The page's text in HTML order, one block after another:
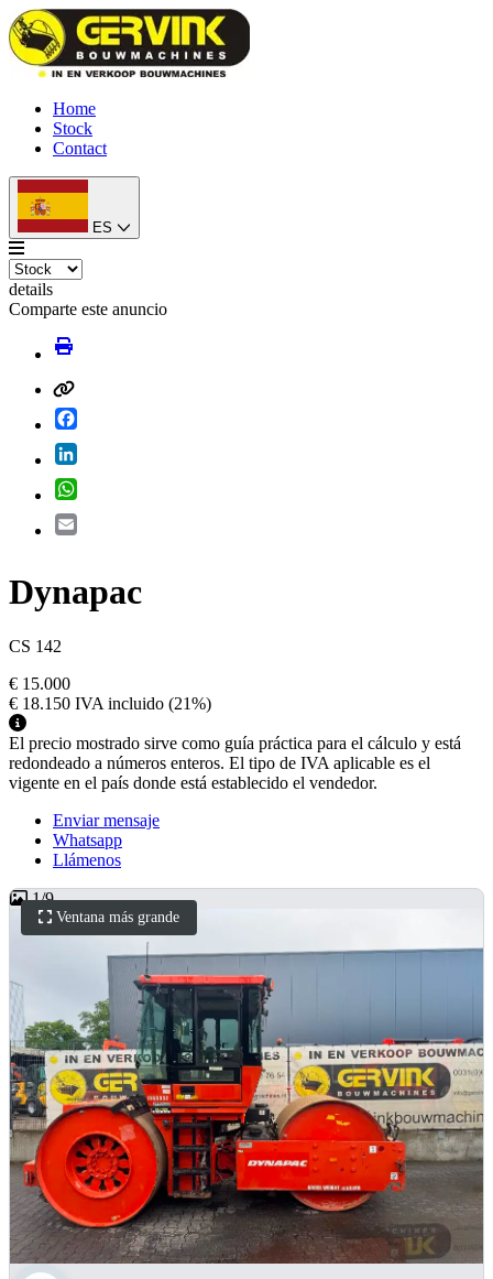
Home
Stock
Contact
ES
details
Comparte este anuncio
Dynapac
CS 142
€ 15.000
€ 18.150 IVA incluido (21%)
El precio mostrado sirve como guía práctica para el cálculo y está
redondeado a números enteros. El tipo de IVA aplicable es el
vigente en el país donde está establecido el vendedor.
Enviar mensaje
Whatsapp
Llámenos
Ventana más grande
1/9